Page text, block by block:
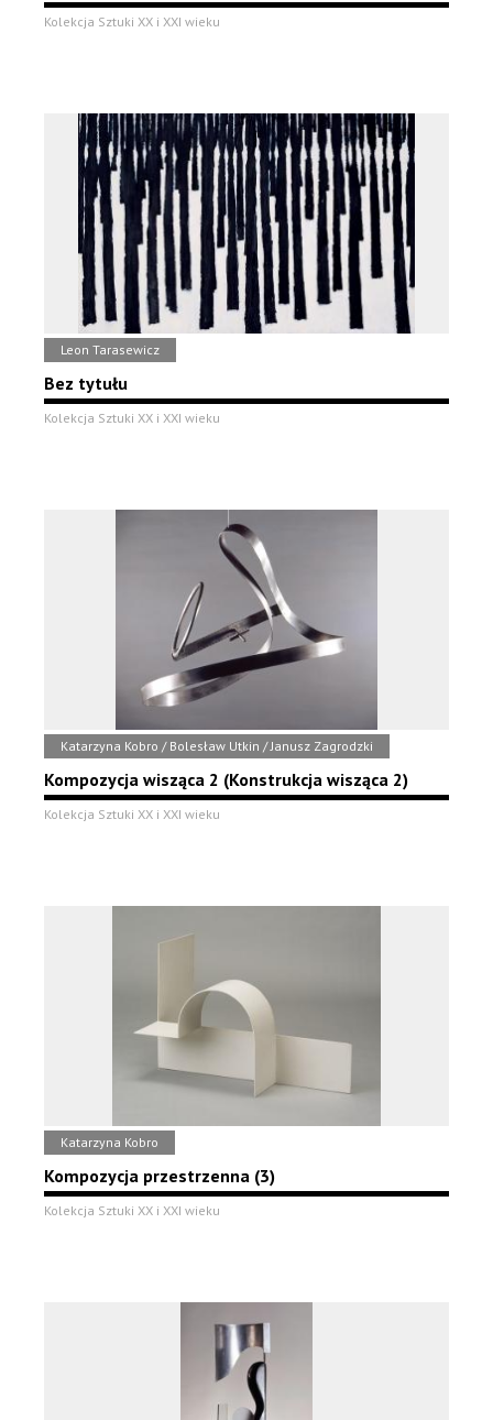
Kolekcja Sztuki XX i XXI wieku
Leon Tarasewicz
Bez tytułu
Kolekcja Sztuki XX i XXI wieku
Katarzyna Kobro / Bolesław Utkin / Janusz Zagrodzki
Kompozycja wisząca 2 (Konstrukcja wisząca 2)
Kolekcja Sztuki XX i XXI wieku
Katarzyna Kobro
Kompozycja przestrzenna (3)
Kolekcja Sztuki XX i XXI wieku